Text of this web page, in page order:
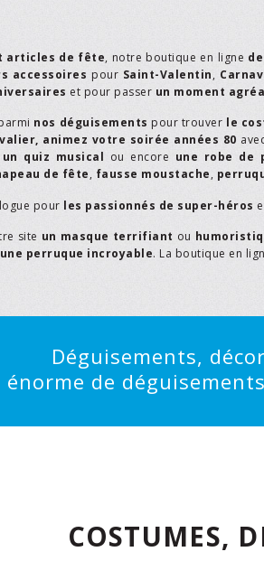
articles de fête, notre boutique en ligne
accessoires pour Saint-Valentin,
et pour passer un moment
nos déguisements pour trouver le
animez votre soirée années 80
un quiz musical ou encore une robe de
de fête, fausse moustache,
pour les passionnés de super-héros
site un masque terrifiant ou
une perruque incroyable. La boutique en
Déguisements,
énorme de
COSTUMES,